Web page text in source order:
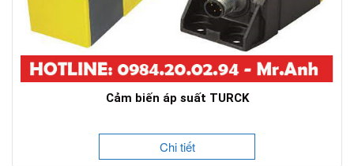
Cảm biến áp suất TURCK
Chi tiết